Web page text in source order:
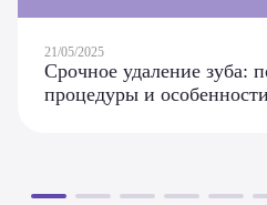
21/05/2025
Срочное удаление зуба:
процедуры и